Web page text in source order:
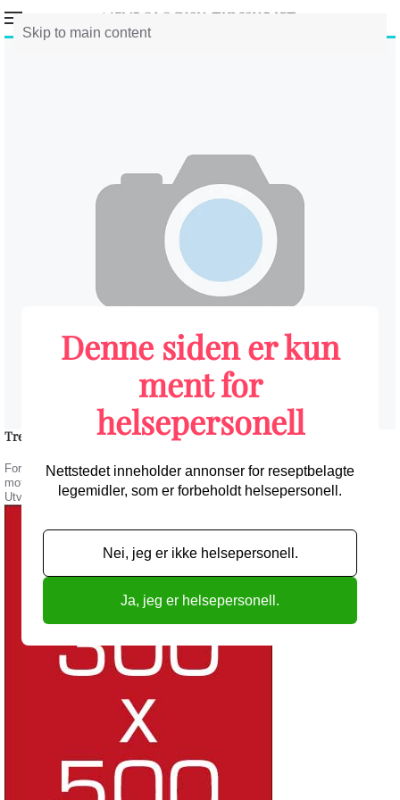
Skip to main content
Tre nevrologiske sykdommer blir vanligere i Sverige
Forekomsten av multippel sklerose, Parkinsons sykdom og
motornevronsykdom har økt i Sverige og Frankrike over nesten to tiår.
Utviklingen har ulike forklaringer for de tre sykdommene.
Denne siden er kun
ment for
helsepersonell
Nettstedet inneholder annonser for reseptbelagte
legemidler, som er forbeholdt helsepersonell.
Nei, jeg er ikke helsepersonell.
Ja, jeg er helsepersonell.